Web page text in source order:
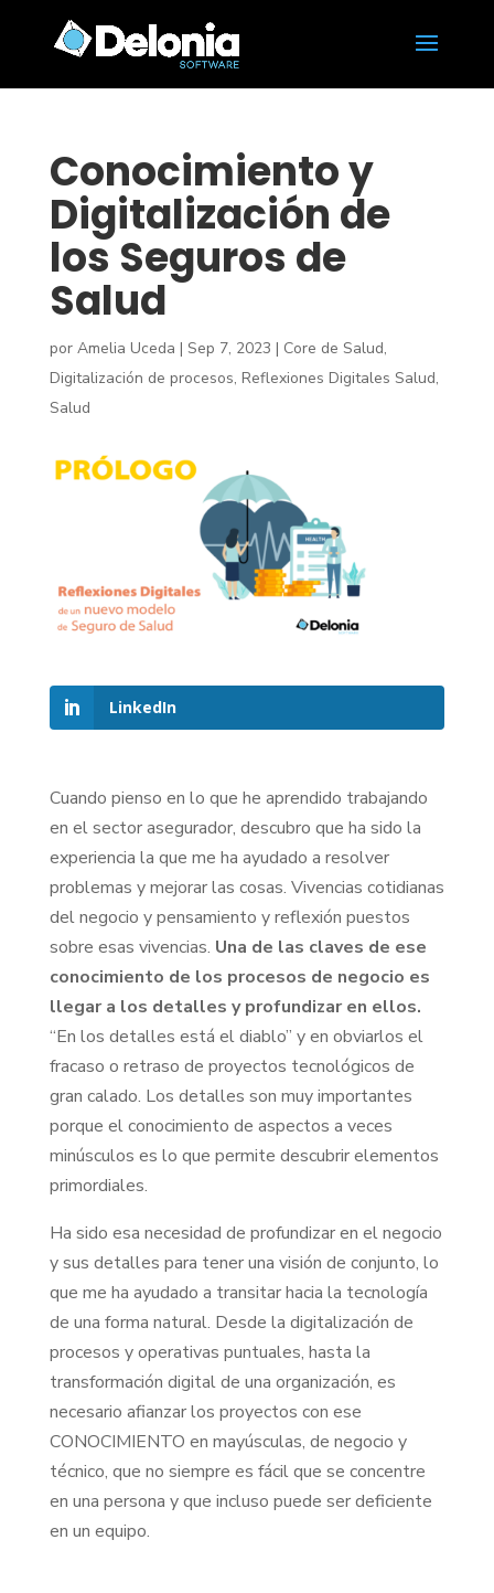
Conocimiento y
Digitalización de
los Seguros de
Salud
por Amelia Uceda | Sep 7, 2023 | Core de Salud,
Digitalización de procesos, Reflexiones Digitales Salud,
Salud
LinkedIn
Cuando pienso en lo que he aprendido trabajando
en el sector asegurador, descubro que ha sido la
experiencia la que me ha ayudado a resolver
problemas y mejorar las cosas. Vivencias cotidianas
del negocio y pensamiento y reflexión puestos
sobre esas vivencias. Una de las claves de ese
conocimiento de los procesos de negocio es
llegar a los detalles y profundizar en ellos.
“En los detalles está el diablo” y en obviarlos el
fracaso o retraso de proyectos tecnológicos de
gran calado. Los detalles son muy importantes
porque el conocimiento de aspectos a veces
minúsculos es lo que permite descubrir elementos
primordiales.
Ha sido esa necesidad de profundizar en el negocio
y sus detalles para tener una visión de conjunto, lo
que me ha ayudado a transitar hacia la tecnología
de una forma natural. Desde la digitalización de
procesos y operativas puntuales, hasta la
transformación digital de una organización, es
necesario afianzar los proyectos con ese
CONOCIMIENTO en mayúsculas, de negocio y
técnico, que no siempre es fácil que se concentre
en una persona y que incluso puede ser deficiente
en un equipo.